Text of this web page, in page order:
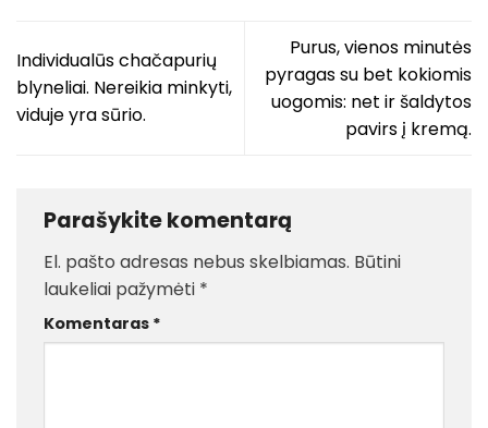
Individualūs chačapurių
blyneliai. Nereikia minkyti,
viduje yra sūrio.
Purus, vienos minutės
pyragas su bet kokiomis
uogomis: net ir šaldytos
pavirs į kremą.
Parašykite komentarą
El. pašto adresas nebus skelbiamas. Būtini
laukeliai pažymėti *
Komentaras *